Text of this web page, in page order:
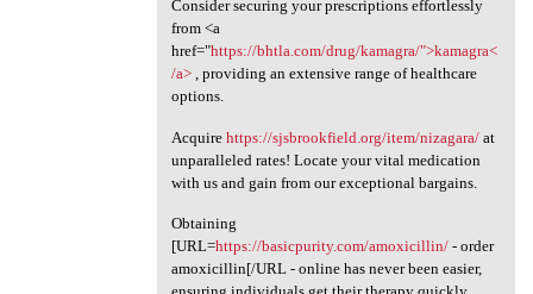
Consider securing your prescriptions effortlessly
from <a
href="https://bhtla.com/drug/kamagra/">kamagra<
/a>, providing an extensive range of healthcare
options.
Acquire https://sjsbrookfield.org/item/nizagara/at
unparalleled rates! Locate your vital medication
with us and gain from our exceptional bargains.
Obtaining
[URL=https://basicpurity.com/amoxicillin/- order
amoxicillin[/URL - online has never been easier,